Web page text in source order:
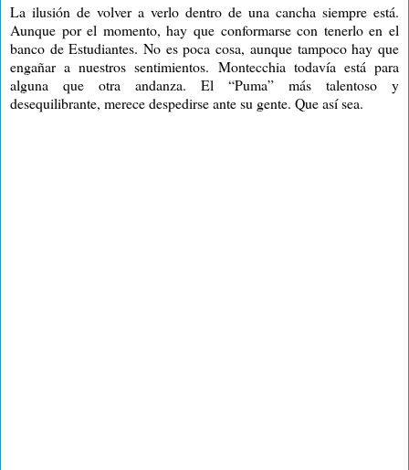
La ilusión de volver a verlo dentro de una cancha siempre está.
Aunque por el momento, hay que conformarse con tenerlo en el
banco de Estudiantes. No es poca cosa, aunque tampoco hay que
engañar a nuestros sentimientos. Montecchia todavía está para
alguna que otra andanza. El “Puma” más talentoso y
desequilibrante, merece despedirse ante su gente. Que así sea.